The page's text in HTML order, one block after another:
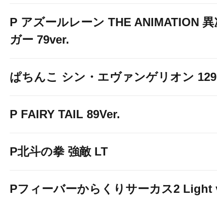
P アズールレーン THE ANIMATION
ガー 79ver.
ぱちんこ シン・エヴァンゲリオン
P FAIRY TAIL 89Ver.
P北斗の拳 強敵 LT
Pフィーバーからくりサーカス2 Light